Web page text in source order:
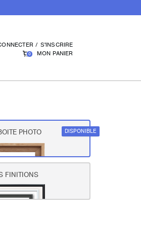
/ S'INSCRIRE
0 MON PANIER
PHOTO DISPONIBLE
FINITIONS